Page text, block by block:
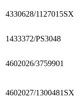
4330628/1127015SX
1433372/PS3048
4602026/3759901
4602027/1300481SX